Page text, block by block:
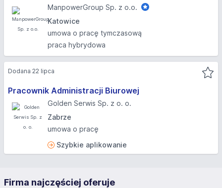
ManpowerGroup Sp. z o.o.
Katowice
umowa o pracę tymczasową
praca hybrydowa
Pracownik Administracji Biurowej
Golden Serwis Sp. z o. o.
Zabrze
umowa o pracę
Szybkie aplikowanie
Dodana 22 lipca
Firma najczęściej oferuje